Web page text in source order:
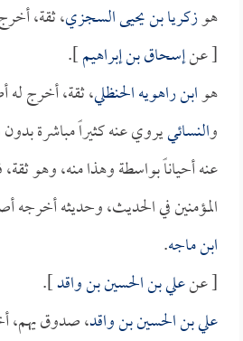
هوزكريا بن يحيى السجزي، ثقة،
[ عنإسحاق بن إبراهيم].
هوابن راهويه الحنظلي، ثقة، أخرج
والنسائييروي عنه كثيراً مباشرة
عنه أحياناً بواسطة وهذا منه، وهو
المؤمنين في الحديث، وحديثه أخرجه
ابن ماجه.
[ عنعلي بن الحسين بن واقد].
علي بن الحسين بن واقد، صدوق يهم،